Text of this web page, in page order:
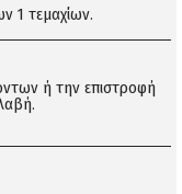
1 τεμαχίων.
ή την επιστροφή